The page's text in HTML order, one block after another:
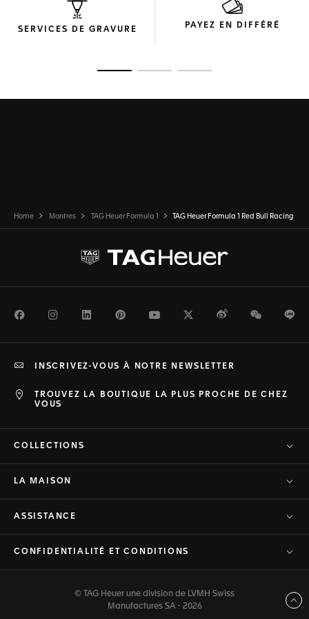
SERVICES DE GRAVURE PAYEZ EN DIFFÉRÉ
Home Montres TAG Heuer Formula 1 TAG Heuer Formula 1 Red Bull Racing
FacebookInstagramLinkedInPinterestYoutubeTwitterWeiboWeChat
TROUVEZ LA BOUTIQUE LA PLUS PROCHE DE CHEZ
VOUS
INSCRIVEZ-VOUS À NOTRE NEWSLETTER
COLLECTIONS
LA MAISON
ASSISTANCE
CONFIDENTIALITÉ ET CONDITIONS
© TAG Heuer une division de LVMH Swiss
Manufactures SA - 2026
Haut de page